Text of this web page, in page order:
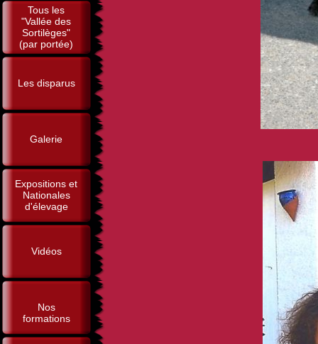
Tous les
"Vallée des
Sortilèges"
(par portée)
Les disparus
Galerie
Expositions et
Nationales
d'élevage
Vidéos
Nos
formations